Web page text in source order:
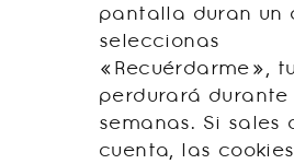
pantalla duran un
seleccionas
«Recuérdarme»,
perdurará durante
semanas. Si sales
cuenta, las